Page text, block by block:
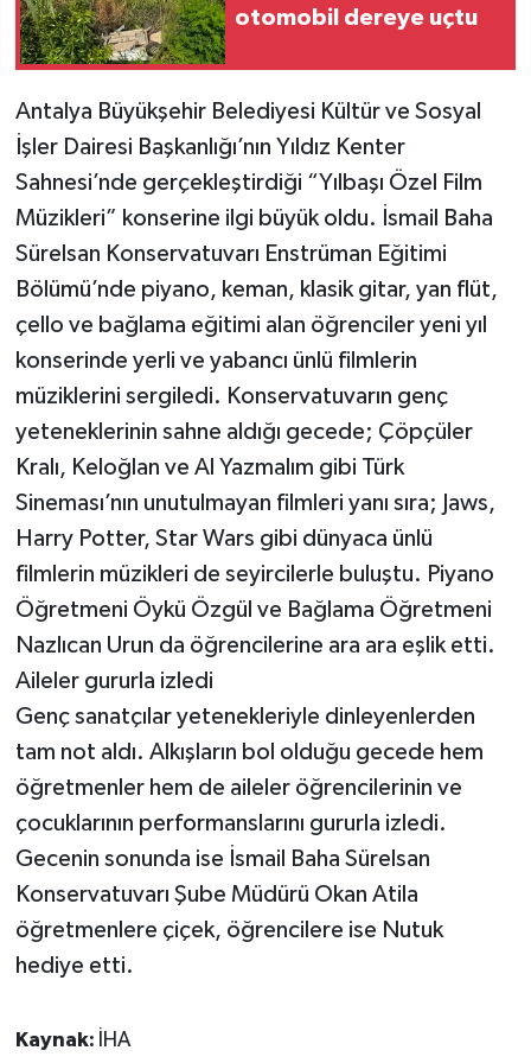
otomobil dereye uçtu
Antalya Büyükşehir Belediyesi Kültür ve Sosyal
İşler Dairesi Başkanlığı’nın Yıldız Kenter
Sahnesi’nde gerçekleştirdiği “Yılbaşı Özel Film
Müzikleri” konserine ilgi büyük oldu. İsmail Baha
Sürelsan Konservatuvarı Enstrüman Eğitimi
Bölümü’nde piyano, keman, klasik gitar, yan flüt,
çello ve bağlama eğitimi alan öğrenciler yeni yıl
konserinde yerli ve yabancı ünlü filmlerin
müziklerini sergiledi. Konservatuvarın genç
yeteneklerinin sahne aldığı gecede; Çöpçüler
Kralı, Keloğlan ve Al Yazmalım gibi Türk
Sineması’nın unutulmayan filmleri yanı sıra; Jaws,
Harry Potter, Star Wars gibi dünyaca ünlü
filmlerin müzikleri de seyircilerle buluştu. Piyano
Öğretmeni Öykü Özgül ve Bağlama Öğretmeni
Nazlıcan Urun da öğrencilerine ara ara eşlik etti.
Aileler gururla izledi
Genç sanatçılar yetenekleriyle dinleyenlerden
tam not aldı. Alkışların bol olduğu gecede hem
öğretmenler hem de aileler öğrencilerinin ve
çocuklarının performanslarını gururla izledi.
Gecenin sonunda ise İsmail Baha Sürelsan
Konservatuvarı Şube Müdürü Okan Atila
öğretmenlere çiçek, öğrencilere ise Nutuk
hediye etti.
Kaynak: İHA
Teknoloji
Televizyon
Turizm